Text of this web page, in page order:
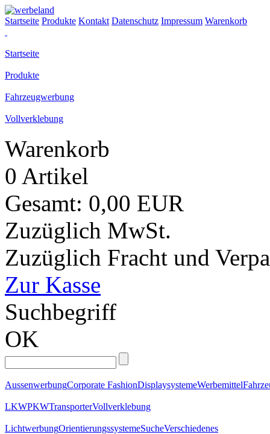
Startseite Produkte Kontakt Datenschutz Impressum Warenkorb
Startseite
Produkte
Fahrzeugwerbung
Vollverklebung
Warenkorb
0 Artikel
Gesamt: 0,00 EUR
Zuzüglich MwSt.
Zuzüglich Fracht und
Zur Kasse
Suchbegriff
OK
AussenwerbungCorporate FashionDisplaysystemeWerbemittel
LKWPKWTransporterVollverklebung
LichtwerbungOrientierungssystemeSucheVerschiedenes